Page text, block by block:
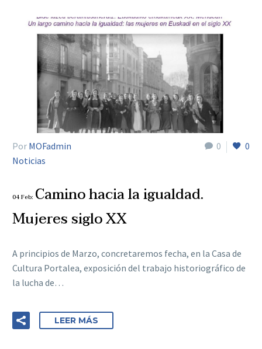
0 0
Por MOFadmin
Noticias
04 Feb: Camino hacia la igualdad.
Mujeres siglo XX
A principios de Marzo, concretaremos fecha, en la Casa de
Cultura Portalea, exposición del trabajo historiográfico de
la lucha de…
LEER MÁS